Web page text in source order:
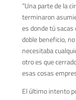
“Una parte de la
terminaron
es donde tú sacas
doble beneficio,
necesitaba
otro es que
esas cosas
El último intento